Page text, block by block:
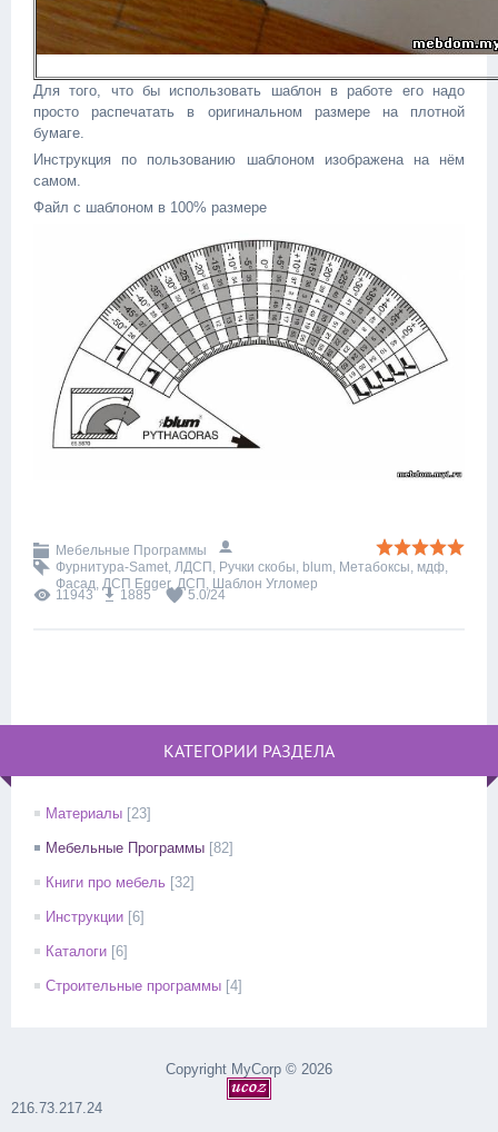
Для того, что бы использовать шаблон в работе его надо
просто распечатать в оригинальном размере на плотной
бумаге.
Инструкция по пользованию шаблоном изображена на нём
самом.
Файл с шаблоном в 100% размере
Мебельные Программы
Фурнитура-Samet, ЛДСП , Ручки скобы, blum, Метабоксы, мдф,
Фасад, ДСП Egger, ДСП , Шаблон Угломер
11943 1885 5.0/24
КАТЕГОРИИ РАЗДЕЛА
Материалы [23]
Мебельные Программы [82]
Книги про мебель [32]
Инструкции [6]
Каталоги [6]
Строительные программы [4]
Copyright MyCorp © 2026
216.73.217.24